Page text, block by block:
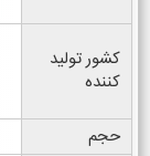
کشور تولید
کننده
حجم